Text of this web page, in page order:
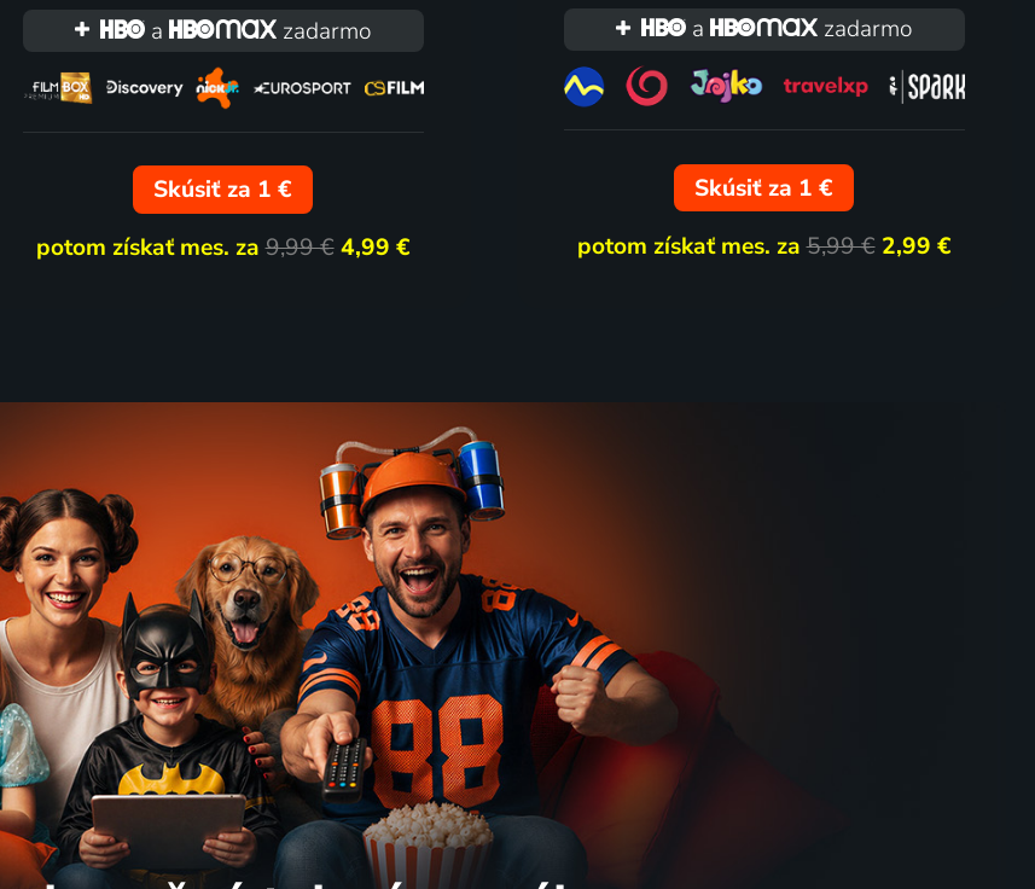
a
zadarmo
Skúsiť za 1 €
potom získať mes. za9,99 € 4,99 €
a zadarmo
Skúsiť za 1 €
potom získať mes. za5,99 € 2,99 €